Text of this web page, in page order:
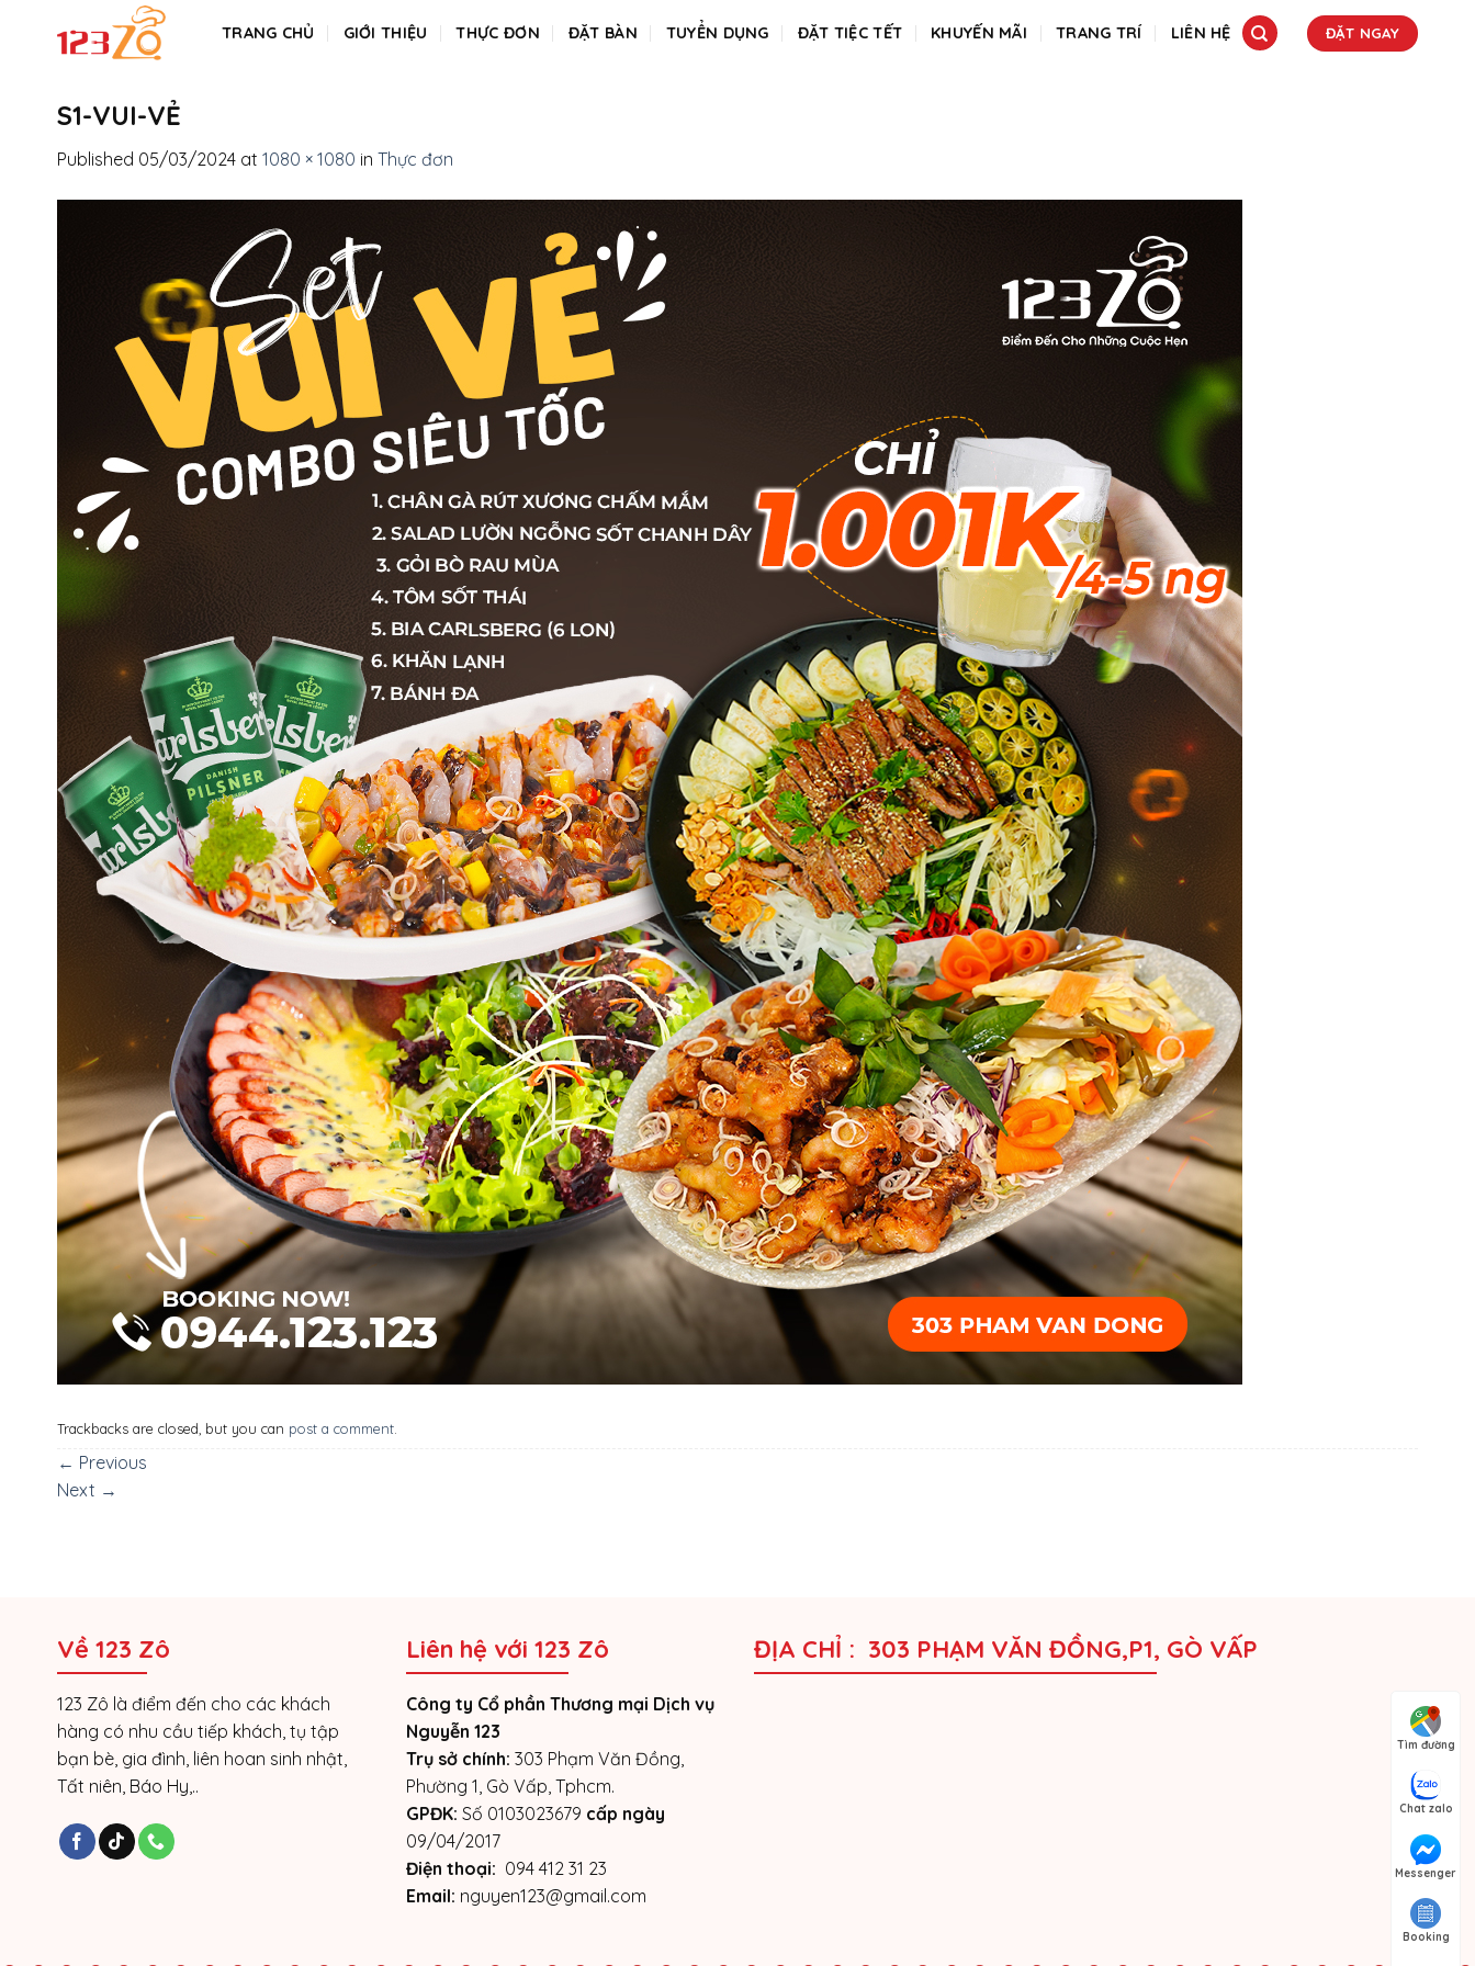
TRANG CHỦ GIỚI THIỆU THỰC ĐƠN ĐẶT BÀN TUYỂN DỤNG ĐẶT TIỆC TẾT KHUYẾN MÃI TRANG TRÍ LIÊN HỆ ĐẶT NGAY
S1-VUI-VẺ
Published 05/03/2024 at 1080 × 1080 in Thực đơn
Trackbacks are closed, but you can post a comment.
← Previous
Next →
Về 123 Zô
123 Zô là điểm đến cho các khách
hàng có nhu cầu tiếp khách, tụ tập
bạn bè, gia đình, liên hoan sinh nhật,
Tất niên, Báo Hy,..
Liên hệ với 123 Zô
Công ty Cổ phần Thương mại Dịch vụ
Nguyễn 123
Trụ sở chính: 303 Phạm Văn Đồng,
Phường 1, Gò Vấp, Tphcm.
GPĐK: Số 0103023679 cấp ngày
09/04/2017
Điện thoại: 094 412 31 23
Email: nguyen123@gmail.com
ĐỊA CHỈ : 303 PHẠM VĂN ĐỒNG,P1, GÒ VẤP
Tìm đường
Chat zalo
Messenger
Booking